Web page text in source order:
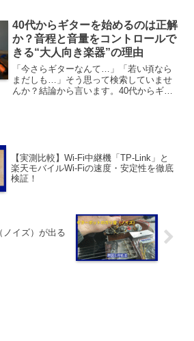
く言語化されていないような気がしま
す。私のレスポールは、トグ...
40代からギターを始めるのは正解
か？音程と音量をコントロールで
きる“大人向き楽器”の理由
「今さらギターなんて…」「若い頃なら
まだしも…」そう思って検索していませ
んか？結論から言います。40代からギタ
【実測比較】Wi-Fi中継機「TP-Link」と
楽天モバイルWi-Fiの速度・安定性を徹底
検証！
ノイズ）が出る